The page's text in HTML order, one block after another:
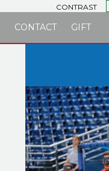
CONTRAST
CONTACT GIFT